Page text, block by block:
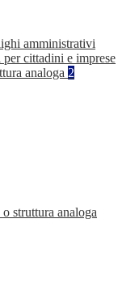
amministrativi
cittadini e imprese
analoga 2
struttura analoga